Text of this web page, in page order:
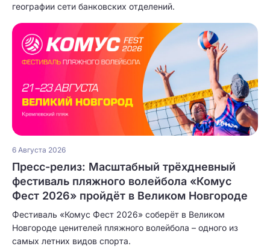
географии сети банковских отделений.
6 Августа 2026
Пресс-релиз: Масштабный трёхдневный
фестиваль пляжного волейбола «Комус
Фест 2026» пройдёт в Великом Новгороде
Фестиваль «Комус Фест 2026» соберёт в Великом
Новгороде ценителей пляжного волейбола – одного из
самых летних видов спорта.